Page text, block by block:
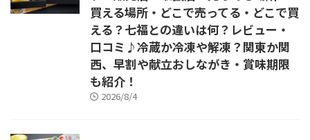
買える場所・どこで売ってる・どこで買
える？七福との違いは何？レビュー・
口コミ♪冷蔵か冷凍や解凍？関東か関
西、早割や献立おしながき・賞味期限
も紹介！
2026/8/4